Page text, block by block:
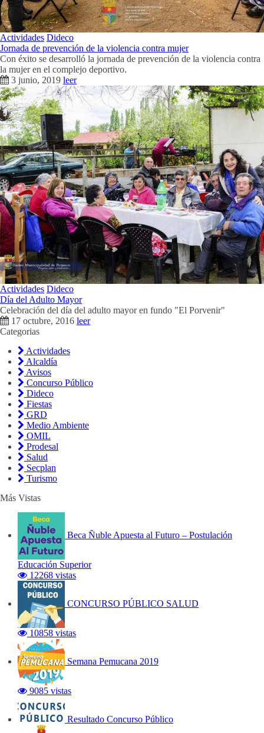
Actividades Dideco
Jornada de prevención de la violencia contra mujer
Con éxito se desarrolló la jornada de prevención de la violencia contra
la mujer en el complejo deportivo.
3 junio, 2019 leer
Actividades Dideco
Día del Adulto Mayor
Celebración del día del adulto mayor en fundo "El Porvenir"
17 octubre, 2016 leer
Categorias
Actividades
Alcaldía
Avisos
Concurso Público
Dideco
Fiestas
GRD
Medio Ambiente
OMIL
Prodesal
Salud
Secplan
Turismo
Más Vistas
Beca Ñuble Apuesta al Futuro – Postulación
Educación Superior
12268 vistas
CONCURSO PÚBLICO SALUD
10858 vistas
Semana Pemucana 2019
9085 vistas
Resultado Concurso Público